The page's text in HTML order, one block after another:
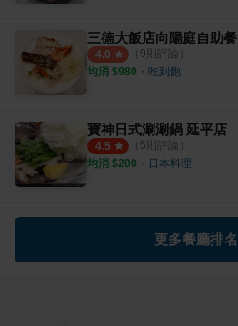
三德大飯店向陽庭自助餐
4.0 （ 9則評論）
均消 $980 ・ 吃到飽
寶神日式涮涮鍋 延平店
4.5 （ 5則評論）
均消 $200 ・ 日本料理
更多餐廳排名